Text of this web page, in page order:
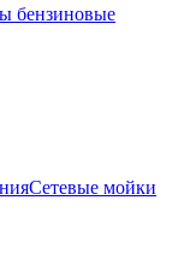
бензиновые
Сетевые мойки